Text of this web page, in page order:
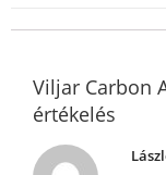
Viljar Carbon
értékelés